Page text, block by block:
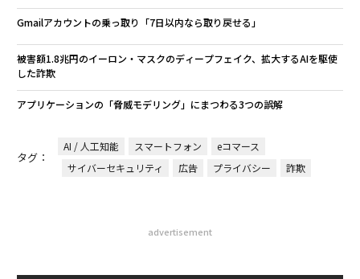
Gmailアカウントの乗っ取り「7日以内なら取り戻せる」
被害額1.8兆円のイーロン・マスクのディープフェイク、拡大するAIを駆使
した詐欺
アプリケーションの「脅威モデリング」にまつわる3つの誤解
タグ：
AI / 人工知能 スマートフォン
eコマース
サイバーセキュリティ
広告 プライバシー 詐欺
advertisement